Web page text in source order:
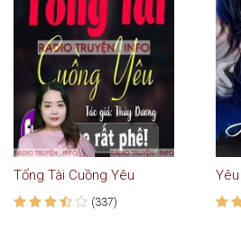
Tổng Tài Cuồng Yêu
(337)